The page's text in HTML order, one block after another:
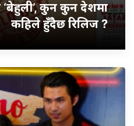
‘बेहुली’, कुन कुन देशमा
कहिले हुँदैछ रिलिज ?